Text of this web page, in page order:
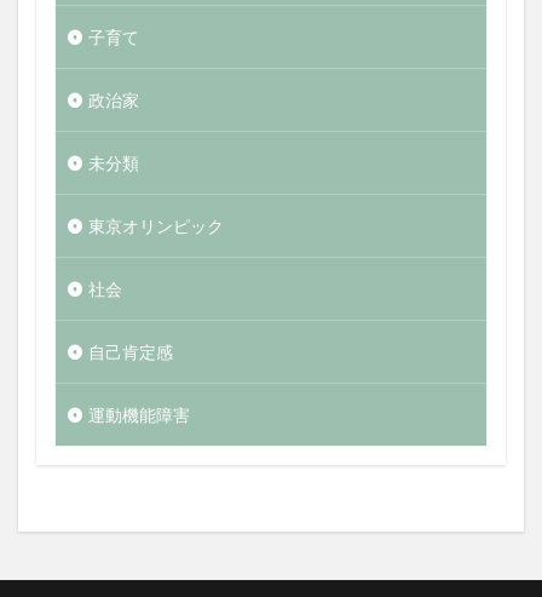
子育て
政治家
未分類
東京オリンピック
社会
自己肯定感
運動機能障害